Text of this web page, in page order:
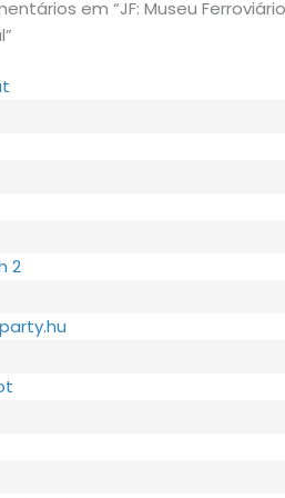
em “JF: Museu
2